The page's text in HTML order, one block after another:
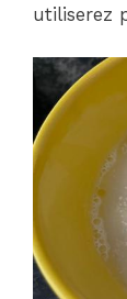
utiliserez